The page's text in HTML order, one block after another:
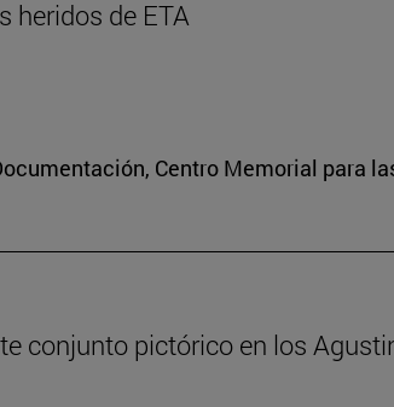
heridos de ETA
Centro Memorial para
conjunto pictórico en los